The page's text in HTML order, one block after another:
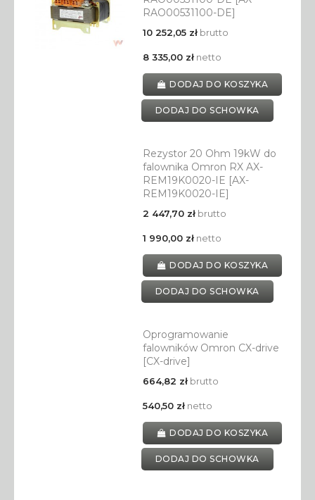
RAO00531100-DE]
10 252,05 złbrutto
8 335,00 złnetto
DODAJ DO KOSZYKA
DODAJ DO SCHOWKA
Rezystor 20 Ohm 19kW do
falownika Omron RX AX-
REM19K0020-IE [AX-
REM19K0020-IE]
2 447,70 złbrutto
1 990,00 złnetto
DODAJ DO KOSZYKA
DODAJ DO SCHOWKA
Oprogramowanie
falowników Omron CX-drive
[CX-drive]
664,82 złbrutto
540,50 złnetto
DODAJ DO KOSZYKA
DODAJ DO SCHOWKA